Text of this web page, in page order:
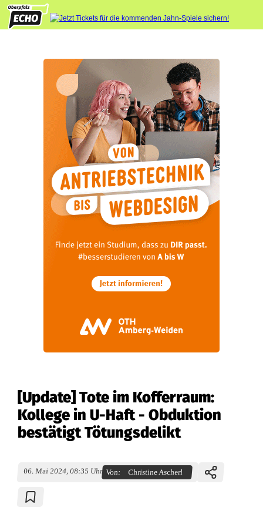
[Update] Tote im Kofferraum:
Kollege in U-Haft - Obduktion
bestätigt Tötungsdelikt
06. Mai 2024, 08:35 Uhr Von: Christine Ascherl